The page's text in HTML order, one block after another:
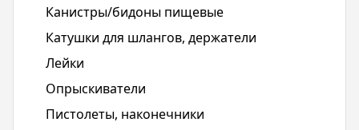
Канистры/бидоны пищевые
Катушки для шлангов, держатели
Лейки
Опрыскиватели
Пистолеты, наконечники